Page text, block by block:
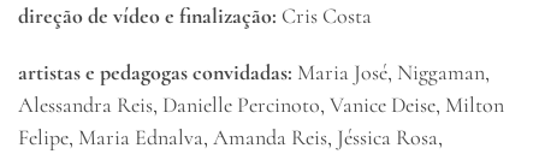
direção de vídeo e finalização: Cris Costa
artistas e pedagogas convidadas: Maria José, Niggaman,
Alessandra Reis, Danielle Percinoto, Vanice Deise, Milton
Felipe, Maria Ednalva, Amanda Reis, Jéssica Rosa,